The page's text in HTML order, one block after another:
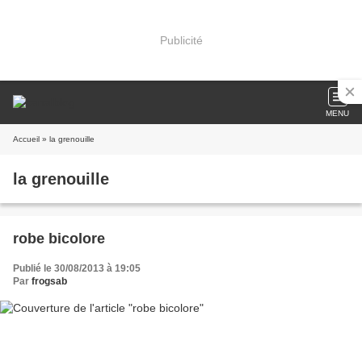
Publicité
MENU
Accueil » la grenouille
la grenouille
robe bicolore
Publié le 30/08/2013 à 19:05
Par frogsab